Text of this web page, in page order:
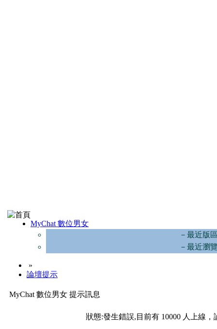
MyChat 數位男女
－最近版
－最近瀏
»
論壇提示
MyChat 數位男女 提示訊息
狀態:發生錯誤,目前有 10000 人上線